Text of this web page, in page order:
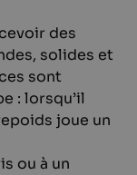
des
solides et
sont
: lorsqu’il
joue un
ou à un